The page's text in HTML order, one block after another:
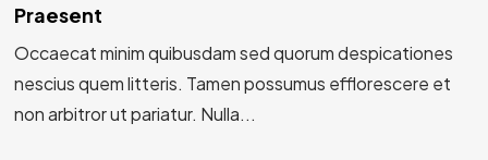
Praesent
Occaecat minim quibusdam sed quorum despicationes
nescius quem litteris. Tamen possumus efflorescere et
non arbitror ut pariatur. Nulla...